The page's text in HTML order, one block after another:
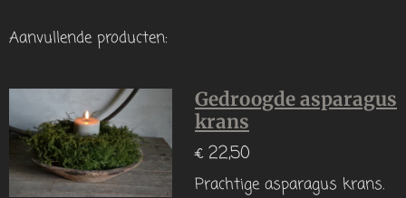
Aanvullende producten:
Gedroogde asparagus
krans
€ 22,50
Prachtige asparagus krans.